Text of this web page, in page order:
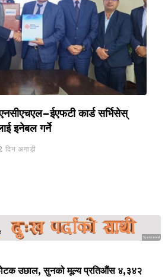
कार्ड सर्भिसेस्
इनेबल गर्ने
दिन अगाडी
Sponsored
उछाल, सुनको मूल्य प्रतिऔंस ४,३४२